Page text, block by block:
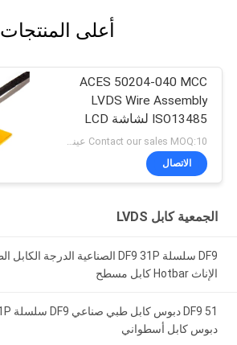
أعلى المنتجات
ACES 50204-040 MCC
LVDS Wire Assembly
ISO13485 لشاشة LCD
الطبية
الاتصال
الجمعية كابل LVDS
الإناث Hotbar كابل مسطح
دبوس كابل أسطواني